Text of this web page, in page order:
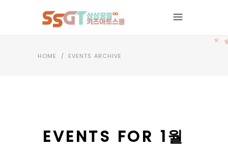
HOME / EVENTS ARCHIVE
EVENTS FOR 1월